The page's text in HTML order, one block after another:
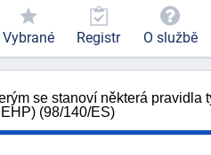
se stanoví některá
(98/140/ES)
Vybrané Registr O službě